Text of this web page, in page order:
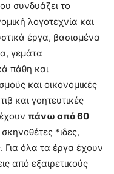
συνδυάζει το
λογοτεχνία και
έργα, βασισμένα
γεμάτα
πάθη και
και οικονομικές
και γοητευτικές
πάνω από 60
σκηνοθέτες *ιδες,
Για όλα τα έργα έχουν
από εξαιρετικούς